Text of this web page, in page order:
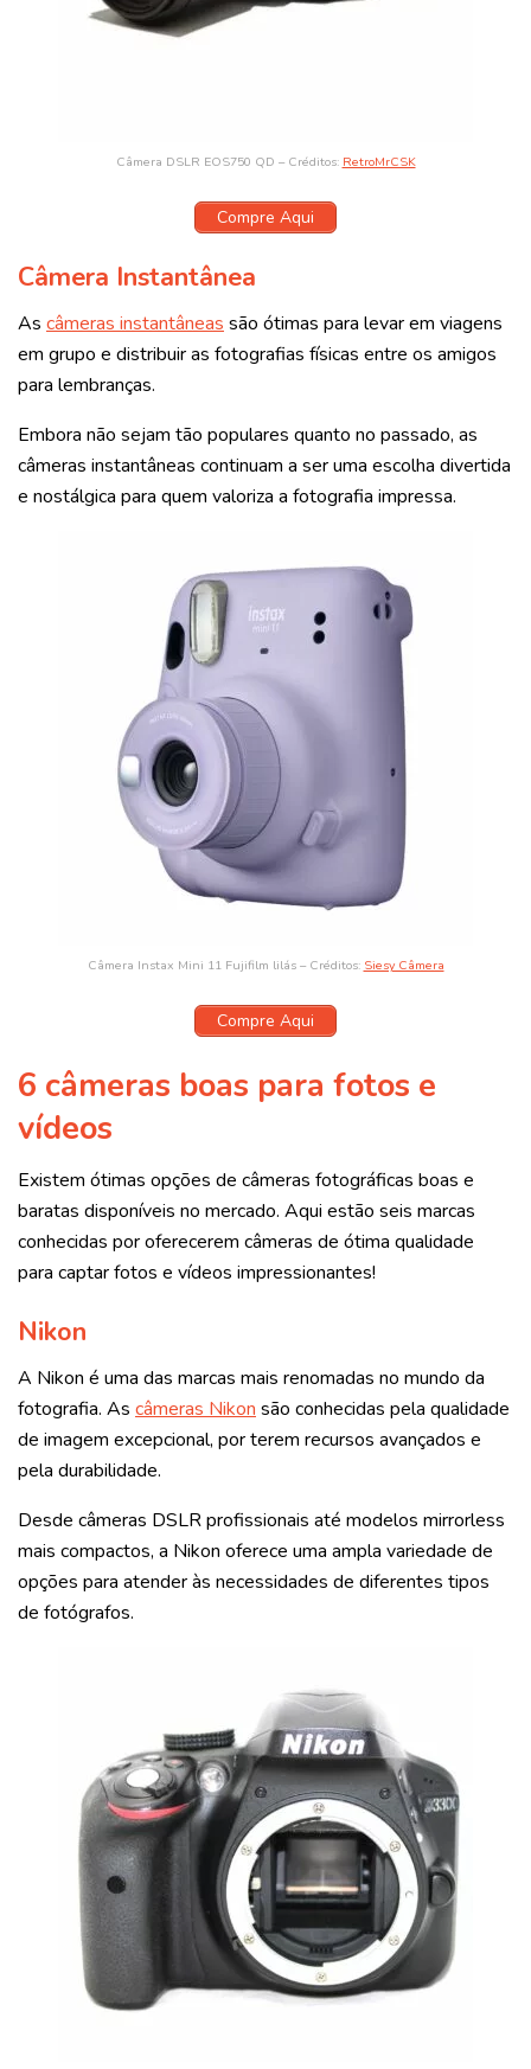
Câmera DSLR EOS750 QD – Créditos: RetroMrCSK
Compre Aqui
Câmera Instantânea
As câmeras instantâneas são ótimas para levar em viagens
em grupo e distribuir as fotografias físicas entre os amigos
para lembranças.
Embora não sejam tão populares quanto no passado, as
câmeras instantâneas continuam a ser uma escolha divertida
e nostálgica para quem valoriza a fotografia impressa.
Câmera Instax Mini 11 Fujifilm lilás – Créditos: Siesy Câmera
Compre Aqui
6 câmeras boas para fotos e
vídeos
Existem ótimas opções de câmeras fotográficas boas e
baratas disponíveis no mercado. Aqui estão seis marcas
conhecidas por oferecerem câmeras de ótima qualidade
para captar fotos e vídeos impressionantes!
Nikon
A Nikon é uma das marcas mais renomadas no mundo da
fotografia. As câmeras Nikon são conhecidas pela qualidade
de imagem excepcional, por terem recursos avançados e
pela durabilidade.
Desde câmeras DSLR profissionais até modelos mirrorless
mais compactos, a Nikon oferece uma ampla variedade de
opções para atender às necessidades de diferentes tipos
de fotógrafos.